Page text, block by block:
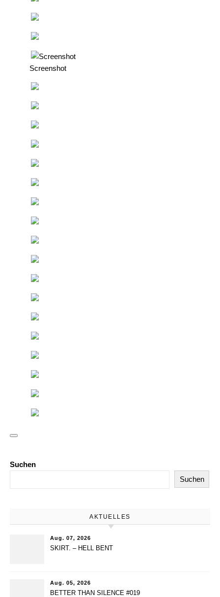
Screenshot
Suchen
Suchen
AKTUELLES
Aug. 07, 2026
SKIRT. – HELL BENT
Aug. 05, 2026
BETTER THAN SILENCE #019